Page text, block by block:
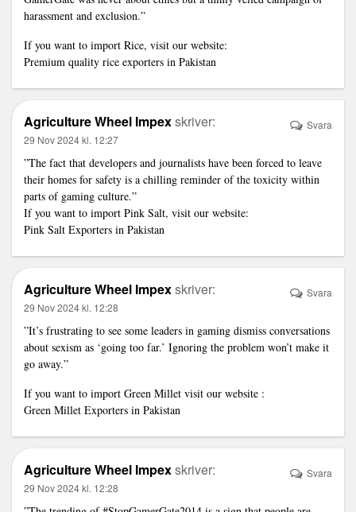
harassment and exclusion.”
If you want to import Rice, visit our website:
Premium quality rice exporters in Pakistan
Agriculture Wheel Impexskriver:
29 Nov 2024 kl. 12:27
”The fact that developers and journalists have been forced to leave
their homes for safety is a chilling reminder of the toxicity within
parts of gaming culture.”
If you want to import Pink Salt, visit our website:
Pink Salt Exporters in Pakistan
Svara
Agriculture Wheel Impexskriver:
29 Nov 2024 kl. 12:28
”It’s frustrating to see some leaders in gaming dismiss conversations
about sexism as ‘going too far.’ Ignoring the problem won’t make it
go away.”
If you want to import Green Millet visit our website :
Green Millet Exporters in Pakistan
Svara
Agriculture Wheel Impexskriver:
29 Nov 2024 kl. 12:28
Svara